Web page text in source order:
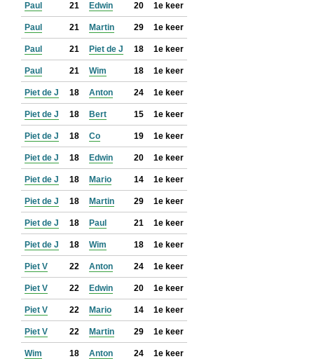
Paul 21 Edwin 20 1e keer
Paul 21 Martin 29 1e keer
Paul 21 Piet de J 18 1e keer
Paul 21 Wim 18 1e keer
Piet de J 18 Anton 24 1e keer
Piet de J 18 Bert 15 1e keer
Piet de J 18 Co 19 1e keer
Piet de J 18 Edwin 20 1e keer
Piet de J 18 Mario 14 1e keer
Piet de J 18 Martin 29 1e keer
Piet de J 18 Paul 21 1e keer
Piet de J 18 Wim 18 1e keer
Piet V 22 Anton 24 1e keer
Piet V 22 Edwin 20 1e keer
Piet V 22 Mario 14 1e keer
Piet V 22 Martin 29 1e keer
Wim 18 Anton 24 1e keer